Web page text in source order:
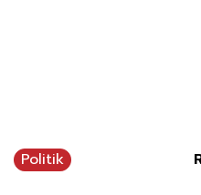
Politik